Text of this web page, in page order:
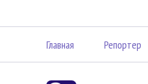
Главная Репортер